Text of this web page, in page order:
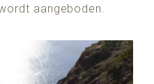
aangeboden.